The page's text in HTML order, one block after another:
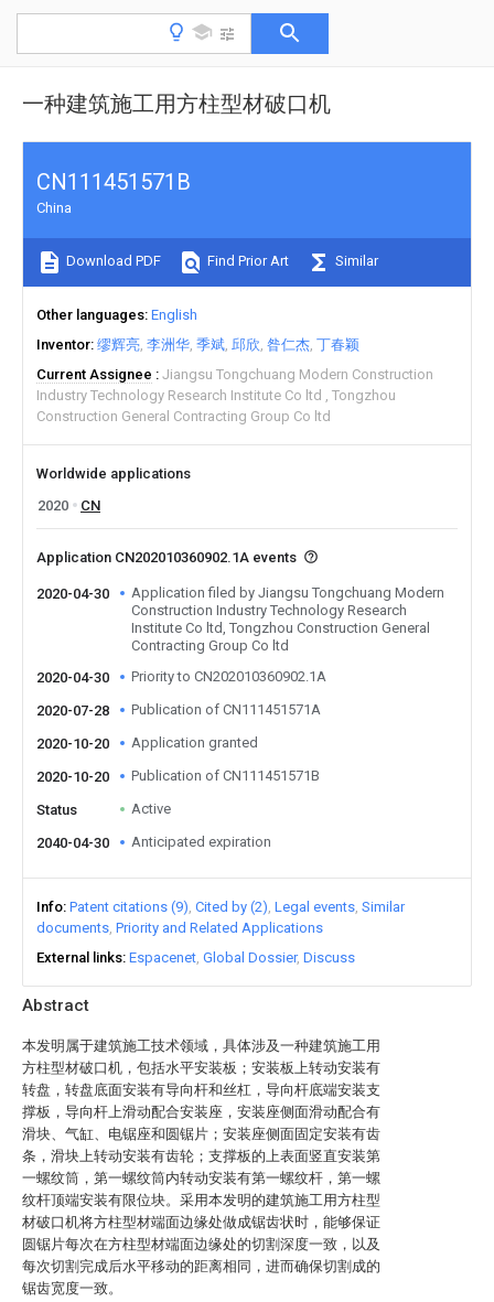
一种建筑施工用方柱型材破口机
Abstract
本发明属于建筑施工技术领域，具体涉及一种建筑施工用
方柱型材破口机，包括水平安装板；安装板上转动安装有
转盘，转盘底面安装有导向杆和丝杠，导向杆底端安装支
撑板，导向杆上滑动配合安装座，安装座侧面滑动配合有
滑块、气缸、电锯座和圆锯片；安装座侧面固定安装有齿
条，滑块上转动安装有齿轮；支撑板的上表面竖直安装第
一螺纹筒，第一螺纹筒内转动安装有第一螺纹杆，第一螺
纹杆顶端安装有限位块。采用本发明的建筑施工用方柱型
材破口机将方柱型材端面边缘处做成锯齿状时，能够保证
圆锯片每次在方柱型材端面边缘处的切割深度一致，以及
每次切割完成后水平移动的距离相同，进而确保切割成的
锯齿宽度一致。
CN111451571B
China
Download PDF Find Prior Art Similar
Other languages English
Inventor 缪辉亮 李洲华 季斌 邱欣 昝仁杰 丁春颖
Current Assignee
Jiangsu Tongchuang Modern Construction
Industry Technology Research Institute Co ltd
Tongzhou
Construction General Contracting Group Co ltd
Worldwide applications
2020
CN
Application CN202010360902.1A events
2020-04-30
Application filed by Jiangsu Tongchuang Modern
Construction Industry Technology Research
Institute Co ltd, Tongzhou Construction General
Contracting Group Co ltd
2020-04-30
Priority to CN202010360902.1A
2020-07-28 Publication of CN111451571A
2020-10-20 Application granted
2020-10-20 Publication of CN111451571B
Status Active
2040-04-30 Anticipated expiration
Info Patent citations (9) Cited by (2) Legal events Similar
documents Priority and Related Applications
External links Espacenet Global Dossier Discuss